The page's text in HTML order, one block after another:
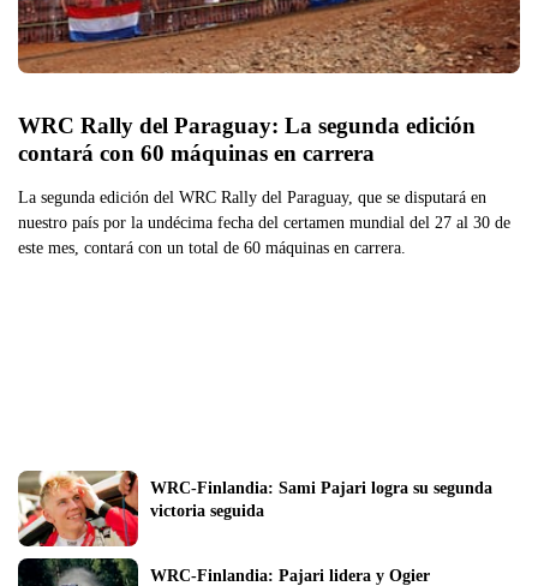
WRC Rally del Paraguay: La segunda edición
contará con 60 máquinas en carrera
La segunda edición del WRC Rally del Paraguay, que se disputará en
nuestro país por la undécima fecha del certamen mundial del 27 al 30 de
este mes, contará con un total de 60 máquinas en carrera.
WRC-Finlandia: Sami Pajari logra su segunda
victoria seguida
WRC-Finlandia: Pajari lidera y Ogier